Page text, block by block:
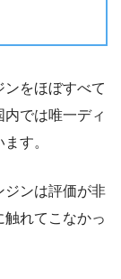
をほぼすべて
では唯一ディ
す。
ジンは評価が非
れてこなかっ